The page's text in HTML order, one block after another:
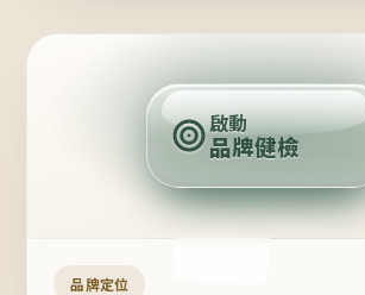
定
位
點
啟動
品牌健檢
品牌定位